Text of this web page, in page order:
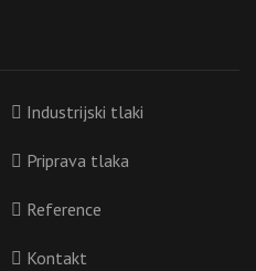
Industrijski tlaki
Priprava tlaka
Reference
Kontakt